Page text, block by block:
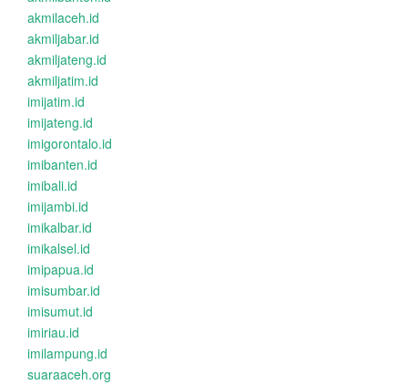
akmilaceh.id
akmiljabar.id
akmiljateng.id
akmiljatim.id
imijatim.id
imijateng.id
imigorontalo.id
imibanten.id
imibali.id
imijambi.id
imikalbar.id
imikalsel.id
imipapua.id
imisumbar.id
imisumut.id
imiriau.id
imilampung.id
suaraaceh.org